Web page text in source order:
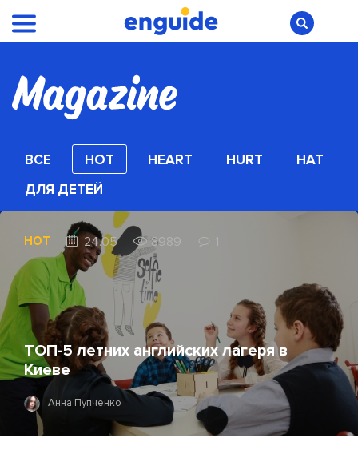
ВСЕ HOT HEART HURT
HAT
ДЛЯ ДЕТЕЙ
HOT 24.05 8989 1
ТОП-5 летних английских лагеря в
Киеве
Анна Пупченко